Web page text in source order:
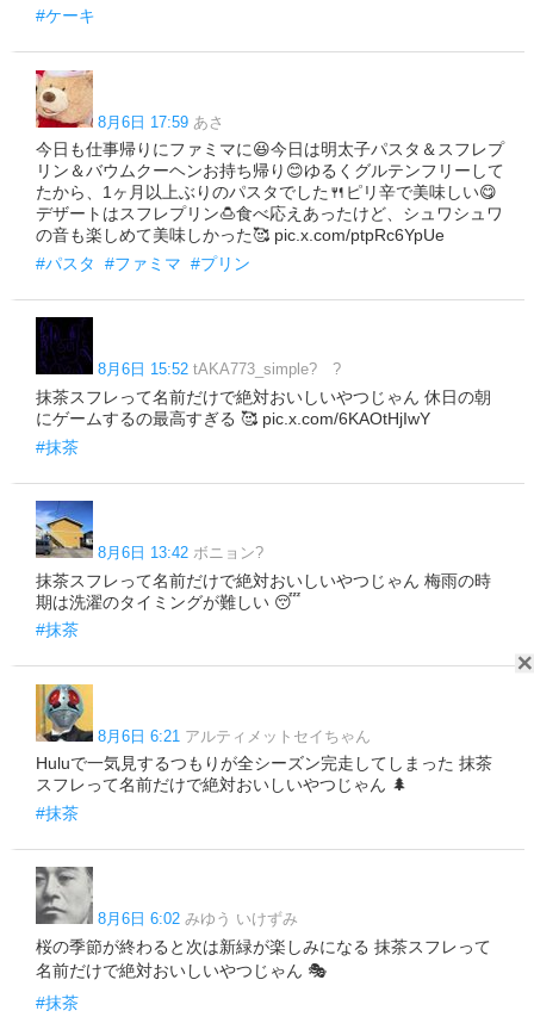
#ケーキ
8月6日 17:59 あさ
今日も仕事帰りにファミマに😆今日は明太子パスタ＆スフレプ
リン＆バウムクーヘンお持ち帰り😊ゆるくグルテンフリーして
たから、1ヶ月以上ぶりのパスタでした🍴ピリ辛で美味しい😋
デザートはスフレプリン🍮食べ応えあったけど、シュワシュワ
の音も楽しめて美味しかった🥰 pic.x.com/ptpRc6YpUe
#パスタ
#ファミマ #プリン
8月6日 15:52 tAKA773_simple? ?
抹茶スフレって名前だけで絶対おいしいやつじゃん 休日の朝
にゲームするの最高すぎる 🥰 pic.x.com/6KAOtHjIwY
#抹茶
8月6日 13:42 ボニョン?
抹茶スフレって名前だけで絶対おいしいやつじゃん 梅雨の時
期は洗濯のタイミングが難しい 😴
#抹茶
8月6日 6:21 アルティメットセイちゃん
Huluで一気見するつもりが全シーズン完走してしまった 抹茶
スフレって名前だけで絶対おいしいやつじゃん 🌲
#抹茶
8月6日 6:02 みゆう いけずみ
桜の季節が終わると次は新緑が楽しみになる 抹茶スフレって
名前だけで絶対おいしいやつじゃん 🎭
#抹茶